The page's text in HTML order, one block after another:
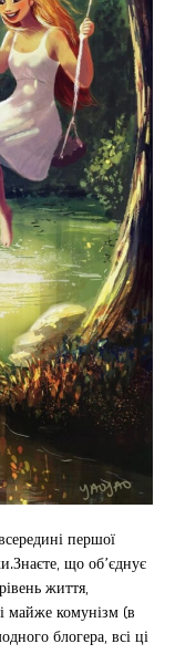
першої
що об’єднує
життя,
майже комунізм (в
блогера, всі ці